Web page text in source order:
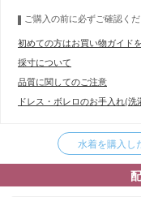
ご購入の前に必ずご確認く
初めての方はお買い物ガイド
採寸について
品質に関してのご注意
ドレス・ボレロのお手入れ(
水着を購入し